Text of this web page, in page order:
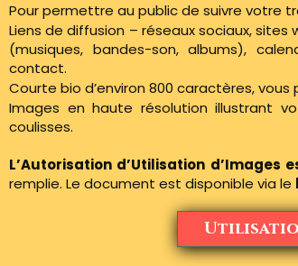
Pour permettre au public de suivre votre
Liens de diffusion – réseaux sociaux,
(musiques, bandes-son, albums),
contact.
Courte bio d’environ 800 caractères,
Images en haute résolution illustrant
coulisses.
L’Autorisation d’Utilisation d’Images
remplie. Le document est disponible via le